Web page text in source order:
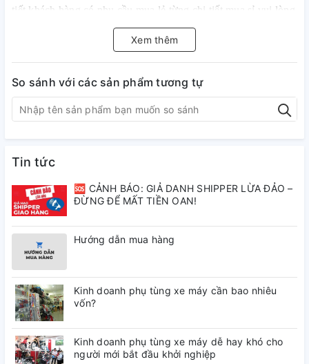
tiết khách hàng có nhu cầu mua lẻ từng chi tiết,mua sỉ vui lòng
của bạ cũng là đảm bảo an toàn cho chính bạn!
Xem thêm
So sánh với các sản phẩm tương tự
Tin tức
🆘 CẢNH BÁO: GIẢ DANH SHIPPER LỪA ĐẢO –
ĐỪNG ĐỂ MẤT TIỀN OAN!
Hướng dẫn mua hàng
Kinh doanh phụ tùng xe máy cần bao nhiêu
vốn?
Kinh doanh phụ tùng xe máy dễ hay khó cho
người mới bắt đầu khởi nghiệp